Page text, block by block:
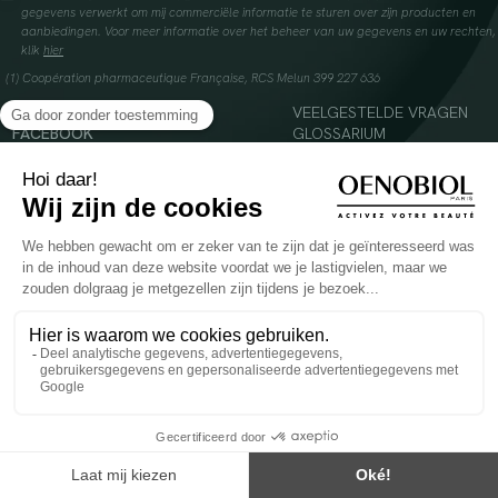
gegevens verwerkt om mij commerciële informatie te sturen over zijn producten en
aanbiedingen. Voor meer informatie over het beheer van uw gegevens en uw rechten,
klik hier
(1) Coopération pharmaceutique Française, RCS Melun 399 227 636
INSTAGRAM
FACEBOOK
YOUTUBE
VEELGESTELDE VRAGEN
GLOSSARIUM
© 2024 Oenobiol Paris
Voedingssupplement dat moet worden geconsumeerd als onderdeel van een gevarieerde,
overschrijden. Enkel voor volwassenen, buiten het bereik van kinderen houden.